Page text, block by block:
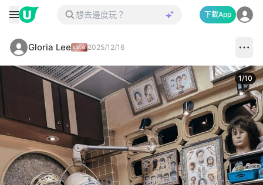
下載App
Gloria Lee 2025/12/16
1/10